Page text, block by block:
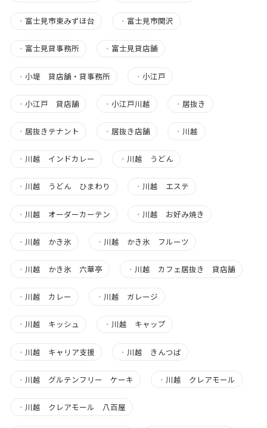
・ 富士見市東みずほ台 ・ 富士見市関沢
・ 富士見貸事務所 ・ 富士見貸店舗
・ 小堤 貸店舗・貸事務所 ・小江戸
・ 小江戸 貸店舗 ・小江戸川越 ・居抜き
・ 居抜きテナント ・居抜き店舗 ・ 川越
・ 川越 インドカレー ・ 川越 うどん
・ 川越 うどん ひまわり ・ 川越 エステ
・ 川越 オーダーカーテン ・ 川越 お好み焼き
・ 川越 かき氷 ・ 川越 かき氷 フルーツ
・ 川越 かき氷 六華亭 ・ 川越 カフェ居抜き 貸店舗
・ 川越 カレー ・ 川越 ガレージ
・ 川越 キッシュ ・ 川越 キャップ
・ 川越 キャリア支援 ・ 川越 きんつば
・ 川越 グルテンフリー ケーキ ・ 川越 クレアモール
・ 川越 クレアモール 八百屋